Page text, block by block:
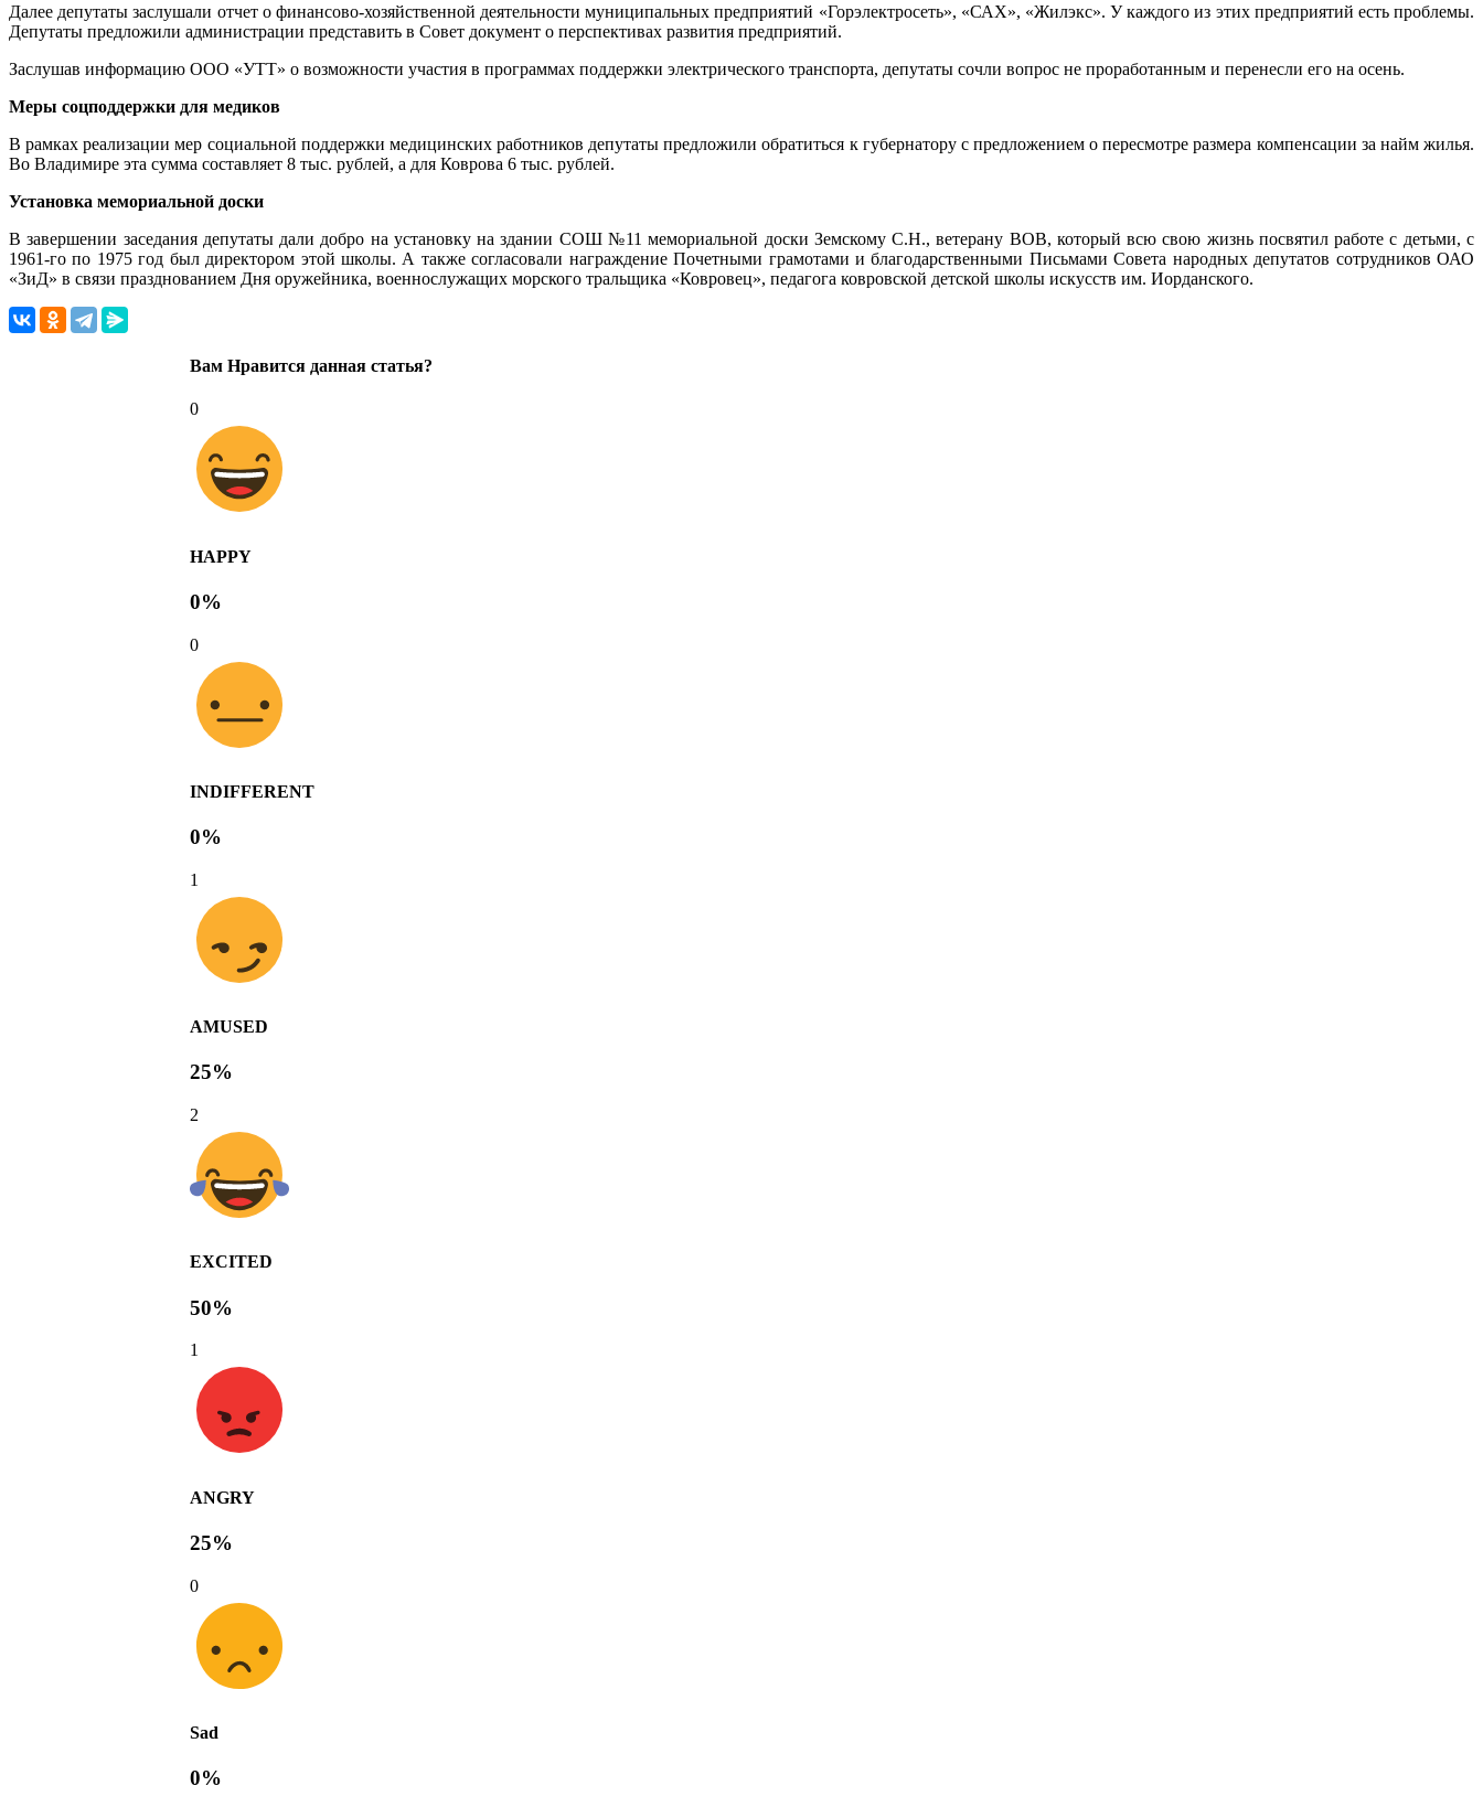
Далее депутаты заслушали отчет о финансово-хозяйственной деятельности муниципальных предприятий «Горэлектросеть», «САХ», «Жилэкс». У каждого из этих предприятий есть проблемы.
Депутаты предложили администрации представить в Совет документ о перспективах развития предприятий.
Заслушав информацию ООО «УТТ» о возможности участия в программах поддержки электрического транспорта, депутаты сочли вопрос не проработанным и перенесли его на осень.
Меры соцподдержки для медиков
В рамках реализации мер социальной поддержки медицинских работников депутаты предложили обратиться к губернатору с предложением о пересмотре размера компенсации за найм жилья.
Во Владимире эта сумма составляет 8 тыс. рублей, а для Коврова 6 тыс. рублей.
Установка мемориальной доски
В завершении заседания депутаты дали добро на установку на здании СОШ №11 мемориальной доски Земскому С.Н., ветерану ВОВ, который всю свою жизнь посвятил работе с детьми, с
1961-го по 1975 год был директором этой школы. А также согласовали награждение Почетными грамотами и благодарственными Письмами Совета народных депутатов сотрудников ОАО
«ЗиД» в связи празднованием Дня оружейника, военнослужащих морского тральщика «Ковровец», педагога ковровской детской школы искусств им. Иорданского.
Вам Нравится данная статья?
0
HAPPY
0%
0
INDIFFERENT
0%
1
AMUSED
25%
2
EXCITED
50%
1
ANGRY
25%
0
Sad
0%